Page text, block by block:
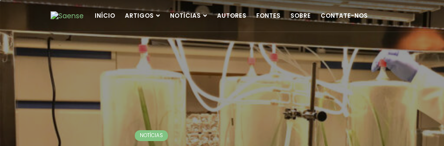
INÍCIO ARTIGOS NOTÍCIAS AUTORES FONTES SOBRE CONTATE-NOS
NOTÍCIAS